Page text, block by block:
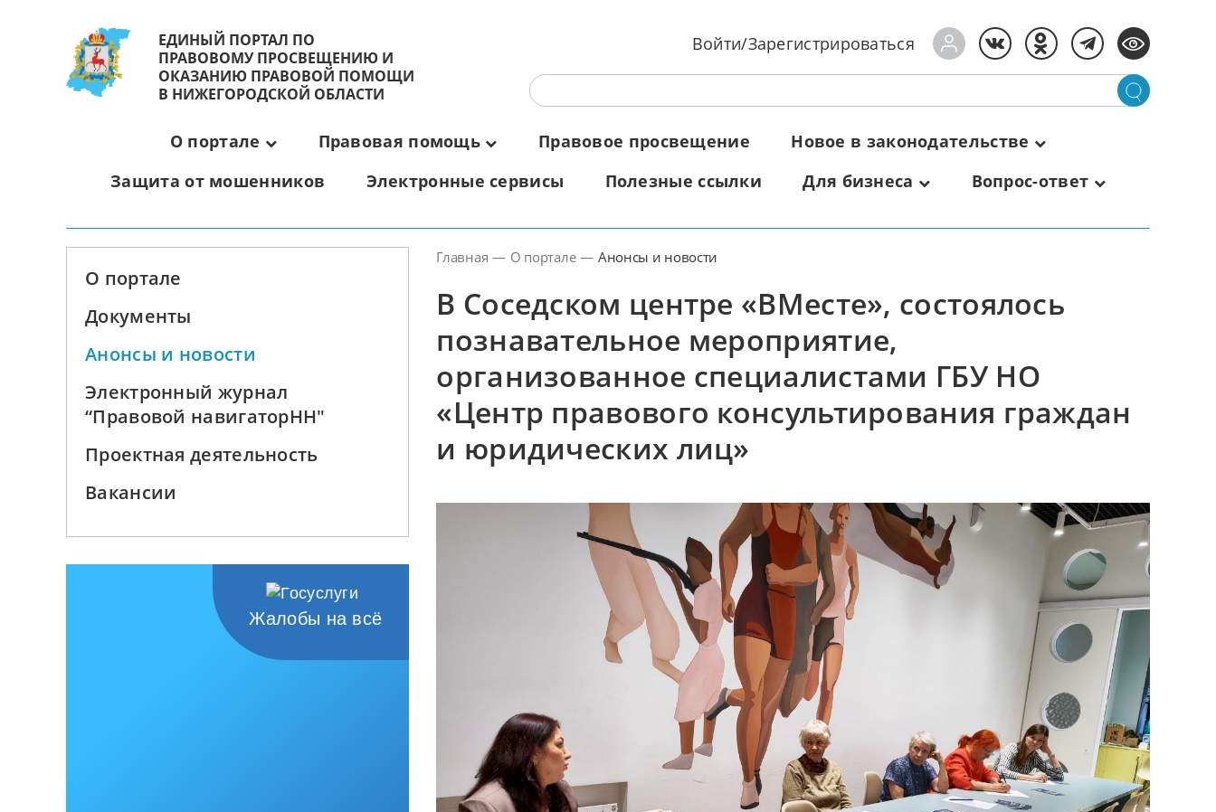
ЕДИНЫЙ ПОРТАЛ ПО
ПРАВОВОМУ ПРОСВЕЩЕНИЮ И
ОКАЗАНИЮ ПРАВОВОЙ ПОМОЩИ
В НИЖЕГОРОДСКОЙ ОБЛАСТИ
Войти/Зарегистрироваться
О портале Правовая помощь Правовое просвещение
Новое в законодательстве
Защита от мошенников
Электронные сервисы Полезные ссылки Для бизнеса Вопрос-ответ
О портале
Документы
Анонсы и новости
Электронный журнал
“Правовой навигаторНН"
Проектная деятельность
Вакансии
Жалобы на всё
Главная — О портале — Анонсы и новости
В Соседском центре «ВМесте», состоялось
познавательное мероприятие,
организованное специалистами ГБУ НО
«Центр правового консультирования граждан
и юридических лиц»